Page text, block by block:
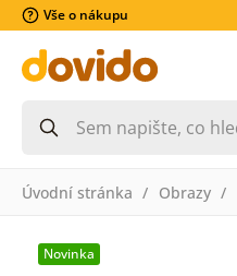
Vše o nákupu
Úvodní stránka Obrazy
Novinka